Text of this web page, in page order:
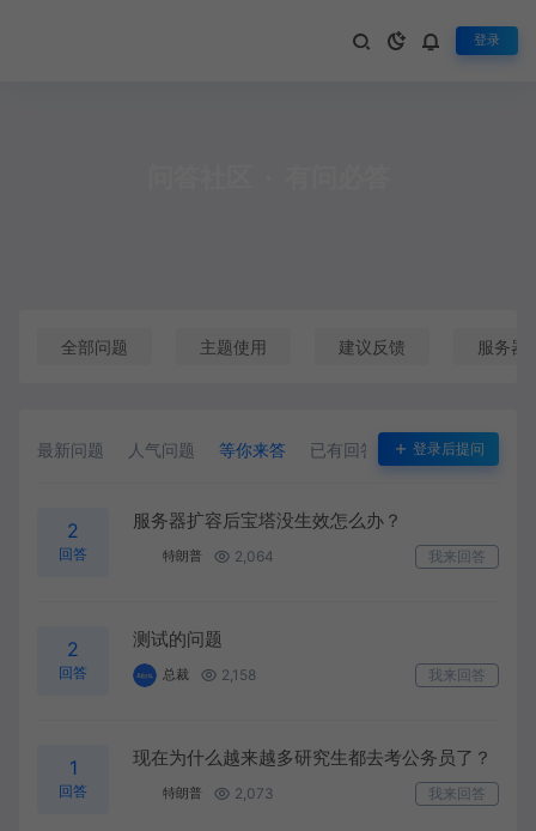
登录
全部问题 主题使用 建议反馈 服务器
最新问题 人气问题 等你来答 已有回答 悬赏问题
登录后提问
2
回答
服务器扩容后宝塔没生效怎么办？
特朗普 2,064 我来回答
2
回答
测试的问题
总裁 2,158 我来回答
1
回答
现在为什么越来越多研究生都去考公务员了？
特朗普 2,073 我来回答